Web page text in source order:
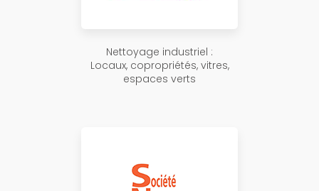
Nettoyage industriel :
Locaux, copropriétés, vitres,
espaces verts